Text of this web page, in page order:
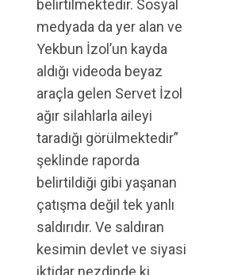
belirtilmektedir. Sosyal
medyada da yer alan ve
Yekbun İzol’un kayda
aldığı videoda beyaz
araçla gelen Servet İzol
ağır silahlarla aileyi
taradığı görülmektedir”
şeklinde raporda
belirtildiği gibi yaşanan
çatışma değil tek yanlı
saldırıdır. Ve saldıran
kesimin devlet ve siyasi
iktidar nezdinde ki